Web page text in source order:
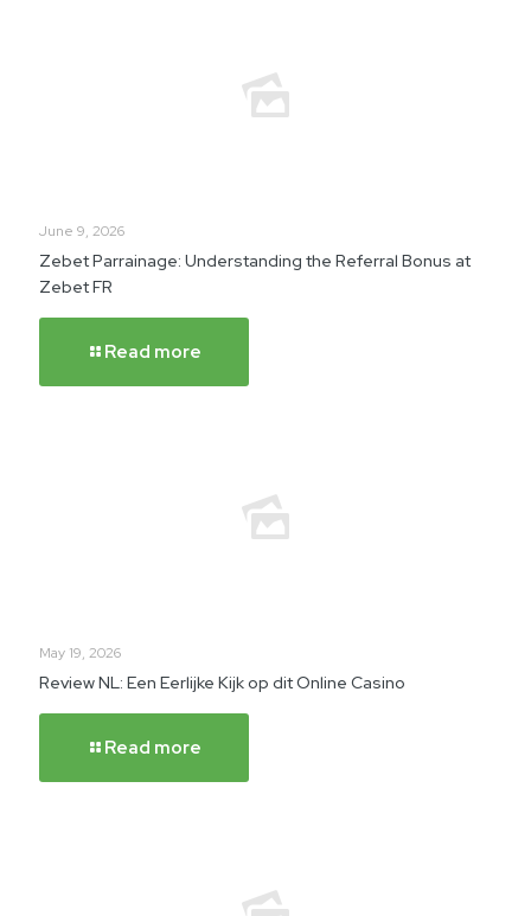
June 9, 2026
Zebet Parrainage: Understanding the Referral Bonus at
Zebet FR
Read more
May 19, 2026
Review NL: Een Eerlijke Kijk op dit Online Casino
Read more